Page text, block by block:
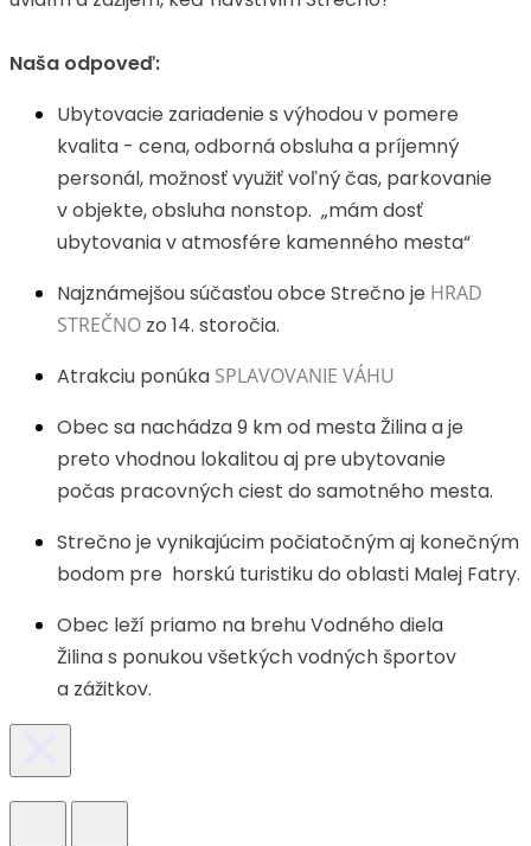
Naša odpoveď:
Ubytovacie zariadenie s výhodou v pomere
kvalita - cena, odborná obsluha a príjemný
personál, možnosť využiť voľný čas, parkovanie
v objekte, obsluha nonstop. „mám dosť
ubytovania v atmosfére kamenného mesta“
Najznámejšou súčasťou obce Strečno je HRAD
STREČNO zo 14. storočia.
Atrakciu ponúka SPLAVOVANIE VÁHU
Obec sa nachádza 9 km od mesta Žilina a je
preto vhodnou lokalitou aj pre ubytovanie
počas pracovných ciest do samotného mesta.
Strečno je vynikajúcim počiatočným aj konečným
bodom pre horskú turistiku do oblasti Malej Fatry.
Obec leží priamo na brehu Vodného diela
Žilina s ponukou všetkých vodných športov
a zážitkov.